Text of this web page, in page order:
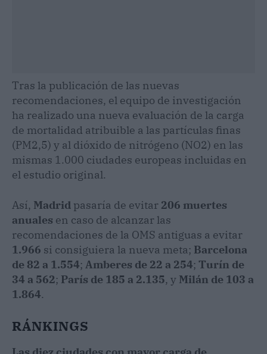
Tras la publicación de las nuevas
recomendaciones, el equipo de investigación
ha realizado una nueva evaluación de la carga
de mortalidad atribuible a las partículas finas
(PM2,5) y al dióxido de nitrógeno (NO2) en las
mismas 1.000 ciudades europeas incluidas en
el estudio original.
Así, Madrid pasaría de evitar 206 muertes
anuales en caso de alcanzar las
recomendaciones de la OMS antiguas a evitar
1.966 si consiguiera la nueva meta; Barcelona
de 82 a 1.554; Amberes de 22 a 254; Turín de
34 a 562; París de 185 a 2.135, y Milán de 103 a
1.864.
RÁNKINGS